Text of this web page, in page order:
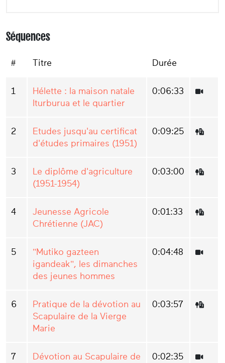
Séquences
# Titre Durée
1
Hélette : la maison natale
Iturburua et le quartier
0:06:33
2
Etudes jusqu'au certificat
d'études primaires (1951)
0:09:25
3
Le diplôme d'agriculture
(1951-1954)
0:03:00
4
Jeunesse Agricole
Chrétienne (JAC)
0:01:33
5
"Mutiko gazteen
igandeak", les dimanches
des jeunes hommes
0:04:48
6
Pratique de la dévotion au
Scapulaire de la Vierge
Marie
0:03:57
7
Dévotion au Scapulaire de
0:02:35